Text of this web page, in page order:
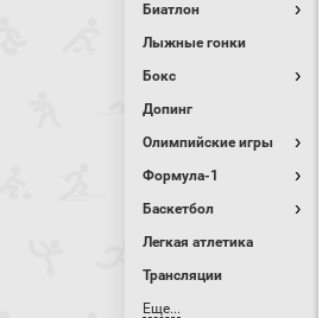
Биатлон
Лыжные гонки
Бокс
Допинг
Олимпийские игры
Формула-1
Баскетбол
Легкая атлетика
Трансляции
Еще...